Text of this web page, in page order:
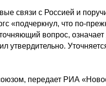
связи с Россией и
«подчеркнул, что по-
вопрос, означает
передает РИА